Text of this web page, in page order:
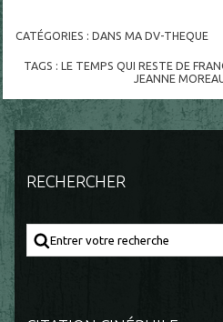
CATÉGORIES : DANS MA DV-THEQUE
TAGS :LE TEMPS QUI RESTE DE
JEANNE
RECHERCHER